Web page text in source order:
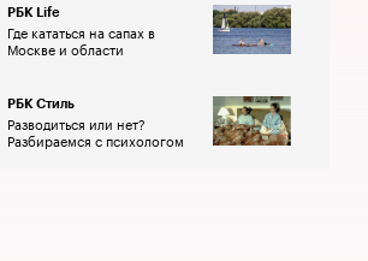
РБК Life
Где кататься на сапах в
Москве и области
РБК Стиль
Разводиться или нет?
Разбираемся с психологом